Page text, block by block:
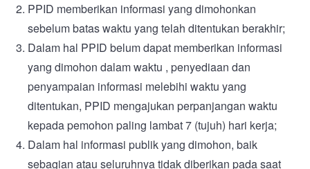
PPID memberikan informasi yang dimohonkan
sebelum batas waktu yang telah ditentukan berakhir;
Dalam hal PPID belum dapat memberikan informasi
yang dimohon dalam waktu , penyediaan dan
penyampaian informasi melebihi waktu yang
ditentukan, PPID mengajukan perpanjangan waktu
kepada pemohon paling lambat 7 (tujuh) hari kerja;
Dalam hal informasi publik yang dimohon, baik
sebagian atau seluruhnya tidak diberikan pada saat